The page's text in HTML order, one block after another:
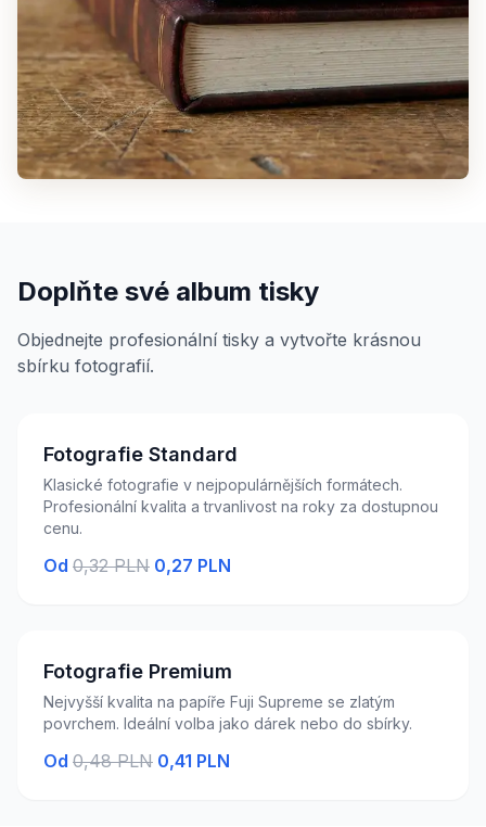
Doplňte své album tisky
Objednejte profesionální tisky a vytvořte krásnou
sbírku fotografií.
Fotografie Standard
Klasické fotografie v nejpopulárnějších formátech.
Profesionální kvalita a trvanlivost na roky za dostupnou
cenu.
Od 0,32 PLN 0,27 PLN
Fotografie Premium
Nejvyšší kvalita na papíře Fuji Supreme se zlatým
povrchem. Ideální volba jako dárek nebo do sbírky.
Od 0,48 PLN 0,41 PLN